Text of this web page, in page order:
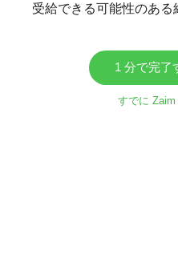
受給できる可能性のある
1 分で完了
すでに